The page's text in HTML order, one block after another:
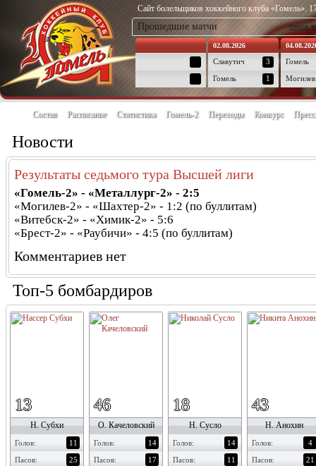
Сайт болельщиков хоккейного клуба «Гомель».
Прошедшие матчи список
02.08.2026
Славутич
3
Гомель
1
Гомель
Могилев
Состав Расписание Статистика Гомель-2 Переходы Конкурс
Новости
Результаты седьмого тура Высшей лиги
«Гомель-2» - «Металлург-2» - 2:5
«Могилев-2» - «Шахтер-2» - 1:2 (по буллитам)
«Витебск-2» - «Химик-2» - 5:6
«Брест-2» - «Раубичи» - 4:5 (по буллитам)
Комментариев нет
Топ-5 бомбардиров
13
Н. Субхи
Голов:
11
Пасов:
25
46
О. Качеловский
Голов:
14
Пасов:
17
18
Н. Сусло
Голов:
14
Пасов:
11
43
Н. Анохин
Голов:
4
Пасов:
21